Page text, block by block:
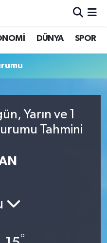
DÜNYA SPOR
Yarın ve 1
Tahmini
°
ve Fikstür